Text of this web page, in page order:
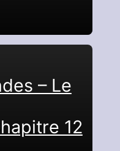
– Le
12